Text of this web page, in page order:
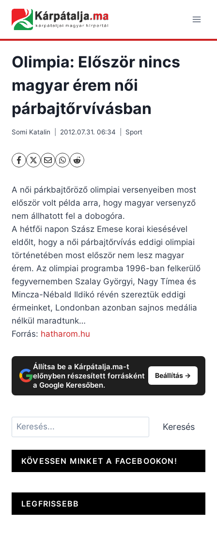
content
Olimpia: Először nincs
magyar érem női
párbajtőrvívásban
Somi Katalin 2012.07.31. 06:34 Sport
A női párkbajtőröző olimpiai versenyeiben most
először volt példa arra, hogy magyar versenyző
nem állhatott fel a dobogóra.
A hétfői napon Szász Emese korai kiesésével
eldőlt, hogy a női párbajtőrvívás eddigi olimpiai
történetében most először nem lesz magyar
érem. Az olimpiai programba 1996-ban felkerülő
fegyvernemben Szalay Györgyi, Nagy Tímea és
Mincza-Nébald Ildikó révén szereztük eddigi
érmeinket, Londonban azonban sajnos medália
nélkül maradtunk…
Forrás: hatharom.hu
Állítsa be a Kárpátalja.ma-t
előnyben részesített forrásként
a Google Keresőben.
Beállítás →
Keresés Keresés
KÖVESSEN MINKET A FACEBOOKON!
LEGFRISSEBB